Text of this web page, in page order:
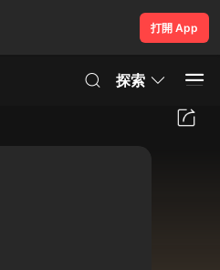
打開 App
探索